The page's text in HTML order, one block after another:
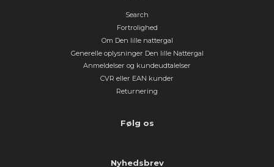
Search
Fortrolighed
Om Den lille nattergal
Generelle oplysninger Den lille Nattergal
Anmeldelser og kundeudtalelser
CVR eller EAN kunder
Returnering
Følg os
Nyhedsbrev